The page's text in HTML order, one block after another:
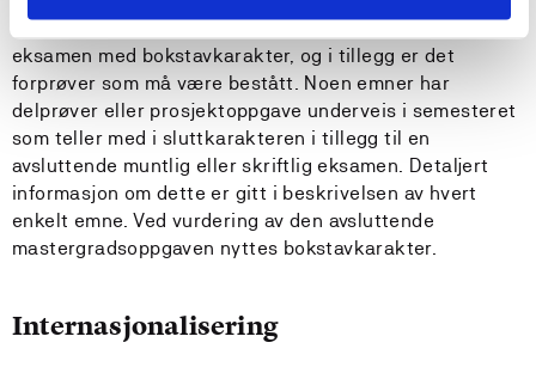
De fleste emner har avsluttende skriftlig eller muntlig
eksamen med bokstavkarakter, og i tillegg er det
forprøver som må være bestått. Noen emner har
delprøver eller prosjektoppgave underveis i semesteret
som teller med i sluttkarakteren i tillegg til en
avsluttende muntlig eller skriftlig eksamen. Detaljert
informasjon om dette er gitt i beskrivelsen av hvert
enkelt emne. Ved vurdering av den avsluttende
mastergradsoppgaven nyttes bokstavkarakter.
Internasjonalisering